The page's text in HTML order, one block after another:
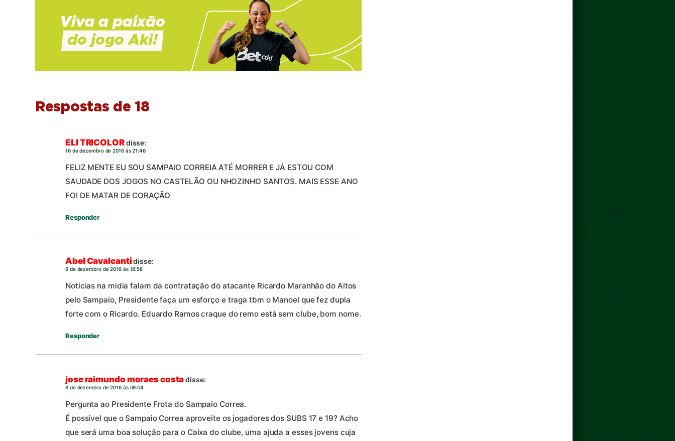
Respostas de 18
ELI TRICOLORdisse:
16 de dezembro de 2016 às 21:46
FELIZ MENTE EU SOU SAMPAIO CORREIA ATÉ MORRER E JÁ ESTOU COM
SAUDADE DOS JOGOS NO CASTELÃO OU NHOZINHO SANTOS. MAIS ESSE ANO
FOI DE MATAR DE CORAÇÃO
Responder
Abel Cavalcantidisse:
9 de dezembro de 2016 às 18:58
Noticias na midia falam da contratação do atacante Ricardo Maranhão do Altos
pelo Sampaio, Presidente faça um esforço e traga tbm o Manoel que fez dupla
forte com o Ricardo. Eduardo Ramos craque do remo está sem clube, bom nome.
Responder
jose raimundo moraes costadisse:
8 de dezembro de 2016 às 09:04
Pergunta ao Presidente Frota do Sampaio Correa.
É possível que o Sampaio Correa aproveite os jogadores dos SUBS 17 e 19? Acho
que será uma boa solução para o Caixa do clube, uma ajuda a esses jovens cuja